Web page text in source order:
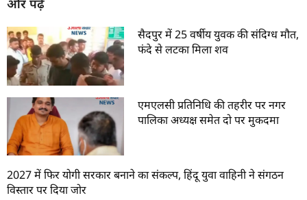
और पढ़ें
सैदपुर में 25 वर्षीय युवक की संदिग्ध मौत,
फंदे से लटका मिला शव
एमएलसी प्रतिनिधि की तहरीर पर नगर
पालिका अध्यक्ष समेत दो पर मुकदमा
2027 में फिर योगी सरकार बनाने का संकल्प, हिंदू युवा वाहिनी ने संगठन
विस्तार पर दिया जोर